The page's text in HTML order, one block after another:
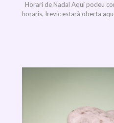
Horari de Nadal Aquí podeu
horaris, Irevic estarà oberta